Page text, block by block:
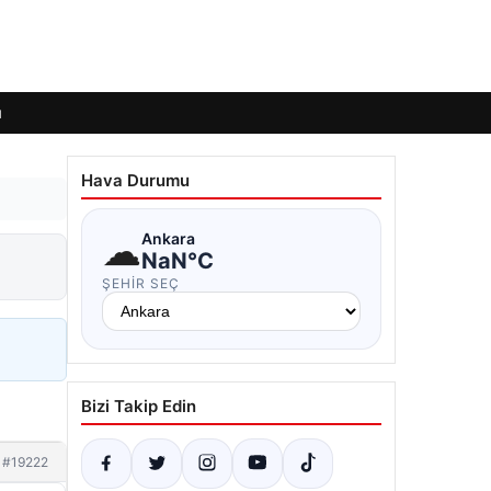
#19222
Hava Durumu
☁Ankara
NaN°C
ŞEHIR SEÇ
Bizi Takip Edin